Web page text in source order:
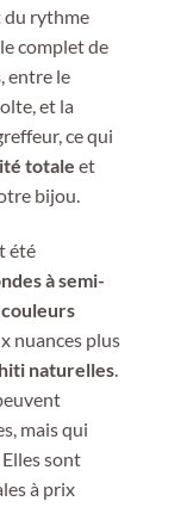
du rythme
complet de
, entre le
et la
ce qui
totale et
bijou.
été
à semi-
couleurs
nuances plus
naturelles.
mais qui
sont
à prix